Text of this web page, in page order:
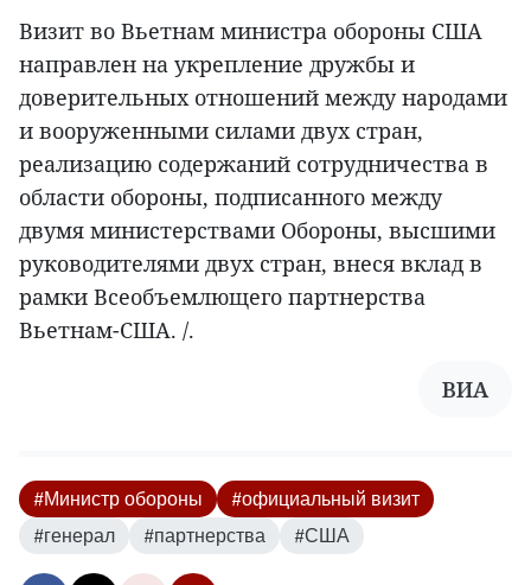
Визит во Вьетнам министра обороны США
направлен на укрепление дружбы и
доверительных отношений между народами
и вооруженными силами двух стран,
реализацию содержаний сотрудничества в
области обороны, подписанного между
двумя министерствами Обороны, высшими
руководителями двух стран, внеся вклад в
рамки Всеобъемлющего партнерства
Вьетнам-США. /.
ВИА
#Министр обороны
#официальный визит
#генерал
#партнерства #США